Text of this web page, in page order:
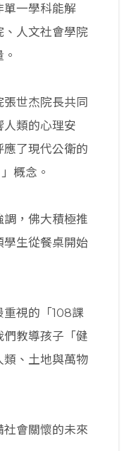
單一學科能解
人文社會學院
世杰院長共同
類的心理安
了現代公衛的
概念。
，佛大積極推
學生從餐桌開始
視的「108課
教導孩子「健
類、土地與萬物
社會關懷的未來